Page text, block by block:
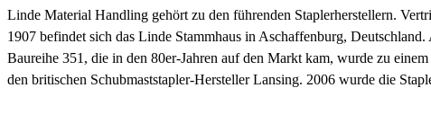
Linde Material Handling gehört zu den führenden Staplerherstellern.
1907 befindet sich das Linde Stammhaus in Aschaffenburg,
Baureihe 351, die in den 80er-Jahren auf den Markt kam, wurde zu
den britischen Schubmaststapler-Hersteller Lansing. 2006 wurde die